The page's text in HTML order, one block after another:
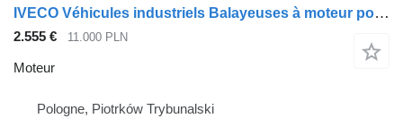
IVECO Véhicules industriels Balayeuses à moteur pour camion IVECO Euro Cargo
2.555 € 11.000 PLN
Moteur
Pologne, Piotrków Trybunalski